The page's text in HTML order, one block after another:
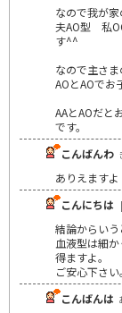
なので我が
夫AO型 私
す^^
なので主さ
AOとAOで
AAとAOだ
です。
こんばんわ
ありえます
こんにちは
結論からいう
血液型は細
得ますよ。
ご安心下さい。
こんばんは